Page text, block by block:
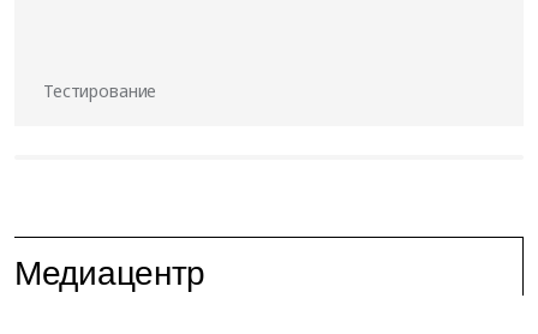
Тестирование
Медиацентр